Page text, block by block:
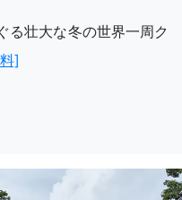
る壮大な冬の世界一周ク
]